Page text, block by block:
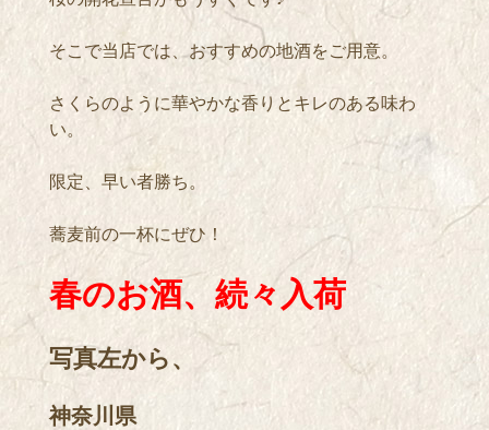
そこで当店では、おすすめの地酒をご用意。
さくらのように華やかな香りとキレのある味わ
い。
限定、早い者勝ち。
蕎麦前の一杯にぜひ！
春のお酒、続々入荷
写真左から、
神奈川県